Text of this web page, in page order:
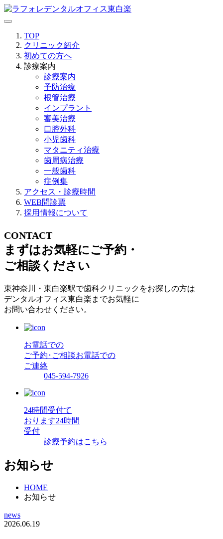
TOP
クリニック紹介
初めての方へ
診療案内
診療案内
予防治療
根管治療
インプラント
審美治療
口腔外科
小児歯科
マタニティ治療
歯周病治療
一般歯科
症例集
アクセス・診療時間
WEB問診票
採用情報について
CONTACT
まずはお気軽にご予約・
ご相談ください
東神奈川・東白楽駅で歯科クリニックをお探しの方は
デンタルオフィス東白楽までお気軽に
お問い合わせください。
お電話での
ご予約･ご相談お電話での
ご連絡
045-594-7926
24時間受付て
おります24時間
受付
診療予約はこちら
お知らせ
HOME
お知らせ
news
2026.06.19